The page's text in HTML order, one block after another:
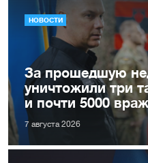
НОВОСТИ
За прошедшую
уничтожили три
и почти 5000
7 августа 2026